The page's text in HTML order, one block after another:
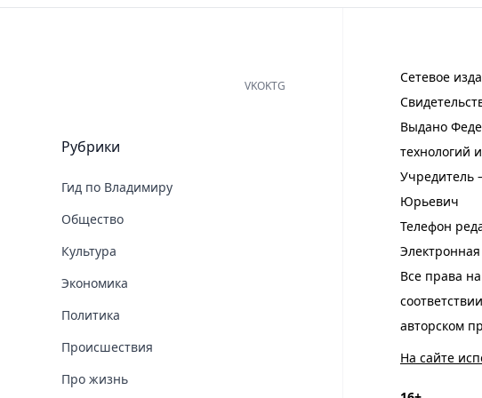
Сетевое
Выдано
технологий
Учредитель
Юрьевич
Телефон
Все права
авторском
На сайте
VKOKTG
Рубрики
Гид по Владимиру
Общество
Культура
Экономика
Политика
Происшествия
Про жизнь